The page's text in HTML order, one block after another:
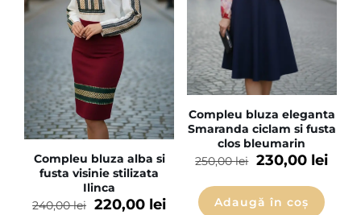
Compleu bluza alba si
fusta visinie stilizata
Ilinca
240,00lei 220,00 lei
Compleu bluza eleganta
Smaranda ciclam si fusta
clos bleumarin
250,00lei 230,00 lei
Adaugă în coș